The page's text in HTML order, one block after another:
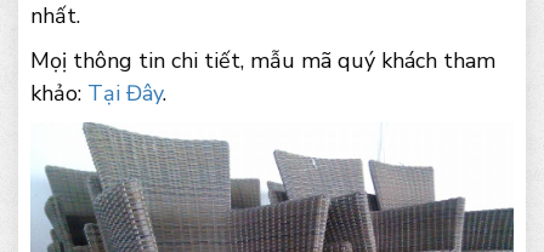
nhất.
Mọị thông tin chi tiết, mẫu mã quý khách tham
khảo: Tại Đây.